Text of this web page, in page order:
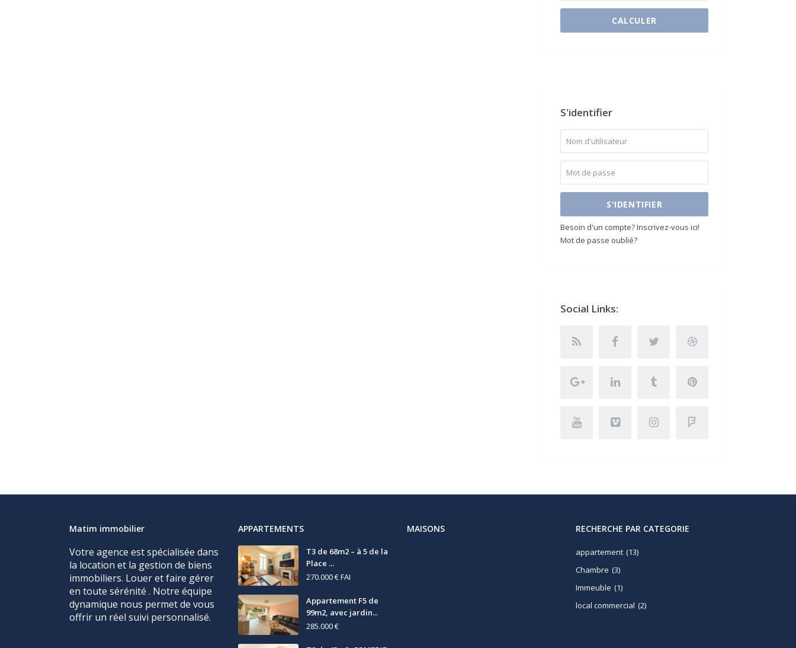
CALCULER
$500 / month
S'identifier
S'IDENTIFIER
Besoin d'un compte? Inscrivez-vous ici!
Mot de passe oublié?
Social Links:
Matim immobilier
Votre agence est spécialisée dans
la location et la gestion de biens
immobiliers. Louer et faire gérer
en toute sérénité . Notre équipe
dynamique nous permet de vous
offrir un réel suivi personnalisé.
APPARTEMENTS
T3 de 68m2 – à 5 de la
Place ...
270.000 €FAI
Appartement F5 de
99m2, avec jardin...
285.000 €
MAISONS RECHERCHE PAR CATEGORIE
appartement (13)
Chambre (3)
Immeuble (1)
local commercial (2)